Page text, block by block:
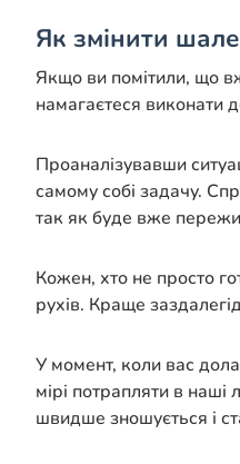
Як змінити
Якщо ви помітили, що
намагаєтеся виконати
Проаналізувавши
самому собі задачу.
так як буде вже
Кожен, хто не просто
рухів. Краще
У момент, коли вас
мірі потрапляти в наші
швидше зношується і